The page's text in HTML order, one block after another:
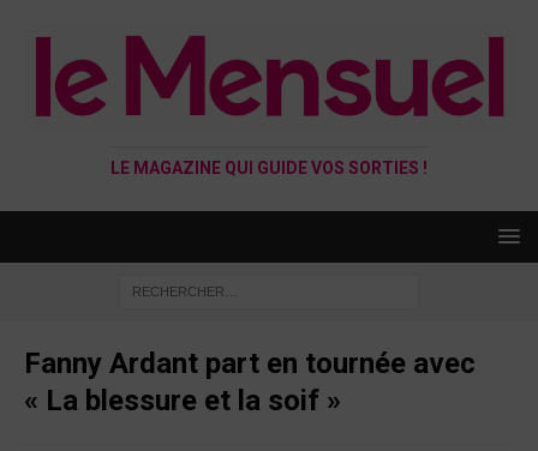
LE MAGAZINE QUI GUIDE VOS SORTIES !
Fanny Ardant part en tournée avec
« La blessure et la soif »